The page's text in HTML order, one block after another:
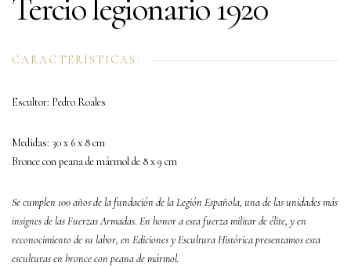
Tercio legionario 1920
CARACTERÍSTICAS:
Escultor: Pedro Roales
Medidas: 30 x 6 x 8 cm
Bronce con peana de mármol de 8 x 9 cm
Se cumplen 100 años de la fundación de la Legión Española, una de las unidades más
insignes de las Fuerzas Armadas. En honor a esta fuerza militar de élite, y en
reconocimiento de su labor, en Ediciones y Escultura Histórica presentamos esta
esculturas en bronce con peana de mármol.